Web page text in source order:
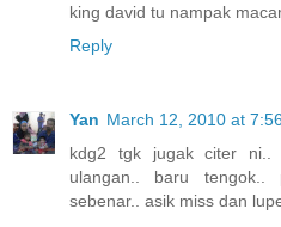
king david tu nampak
Reply
Yan March 12, 2010 at
kdg2 tgk jugak citer ni..
ulangan.. baru
sebenar.. asik miss dan